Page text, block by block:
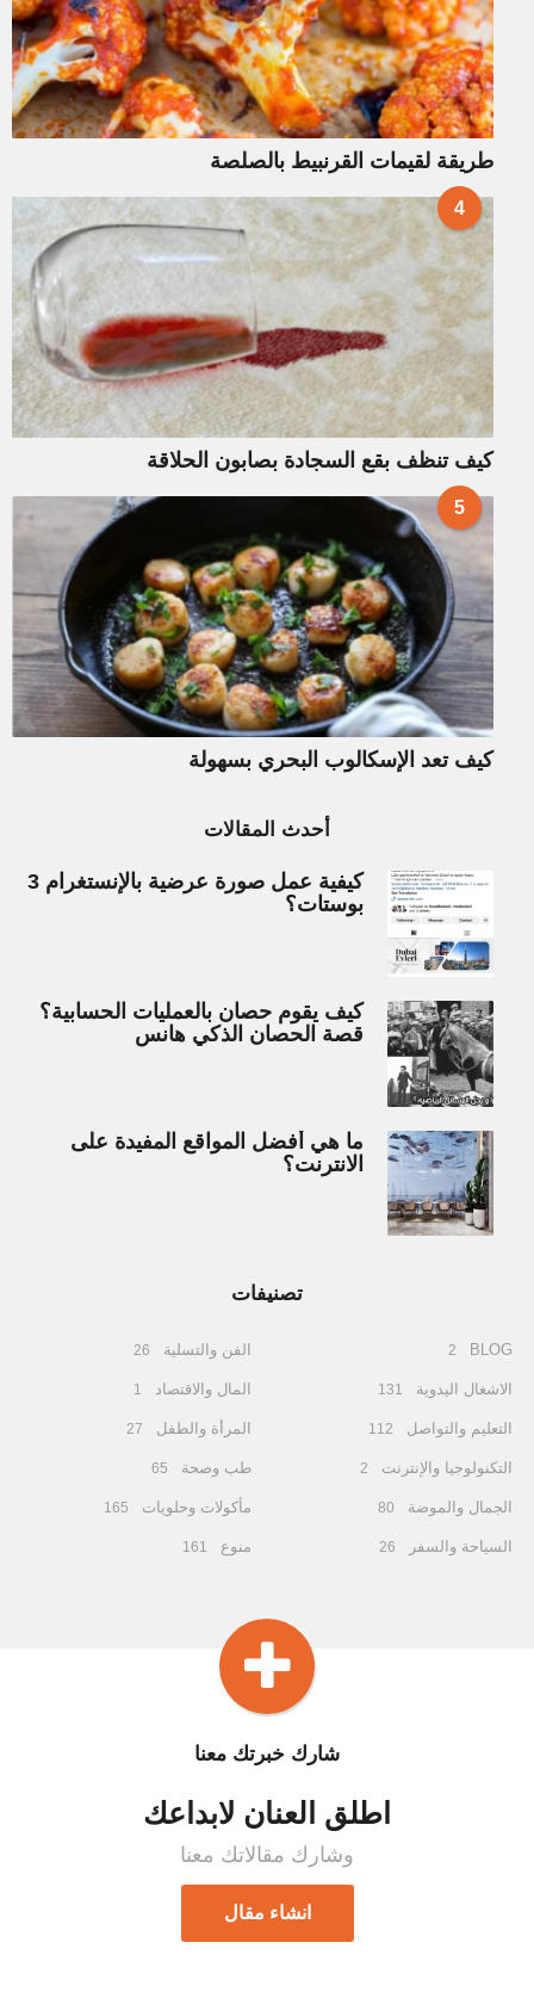
طريقة لقيمات القرنبيط بالصلصة
4
كيف تنظف بقع السجادة بصابون الحلاقة
5
كيف تعد الإسكالوب البحري بسهولة
أحدث المقالات
كيفية عمل صورة عرضية بالإنستغرام 3
بوستات؟
كيف يقوم حصان بالعمليات الحسابية؟
قصة الحصان الذكي هانس
ما هي أفضل المواقع المفيدة على
الانترنت؟
تصنيفات
BLOG
2
الاشغال اليدوية 131
التعليم والتواصل 112
التكنولوجيا والإنترنت 2
الجمال والموضة 80
السياحة والسفر 26
الفن والتسلية 26
المال والاقتصاد 1
المرأة والطفل 27
طب وصحة 65
مأكولات وحلويات 165
منوع 161
شارك خبرتك معنا
اطلق العنان لابداعك
وشارك مقالاتك معنا
انشاء مقال